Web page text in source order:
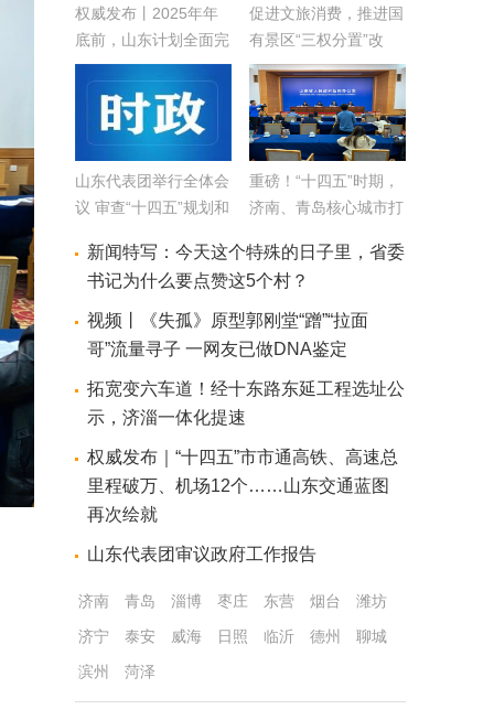
权威发布丨2025年年
底前，山东计划全面完
成2000年前建成的老
旧小区改造任务
促进文旅消费，推进国
有景区“三权分置”改
革！山东推出12条措施
促进文旅产业发展
山东代表团举行全体会
议 审查“十四五”规划和
草案
重磅！“十四五”时期，
济南、青岛核心城市打
新闻特写：今天这个特殊的日子里，省委
书记为什么要点赞这5个村？
视频丨《失孤》原型郭刚堂“蹭”“拉面
哥”流量寻子 一网友已做DNA鉴定
拓宽变六车道！经十东路东延工程选址公
示，济淄一体化提速
权威发布｜“十四五”市市通高铁、高速总
里程破万、机场12个……山东交通蓝图
再次绘就
山东代表团审议政府工作报告
济南 青岛 淄博 枣庄 东营 烟台
潍坊
济宁
泰安 威海 日照 临沂 德州
聊城
滨州
菏泽